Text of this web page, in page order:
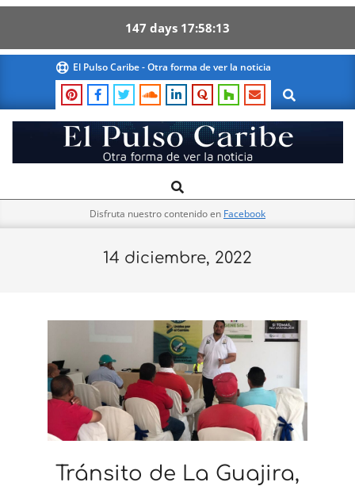
147 days 17 58 12
content
El Pulso Caribe - Otra forma de ver la noticia
Search
El
Pulso
Navigation
Search
Disfruta nuestro contenido en Facebook
14 diciembre, 2022
Tránsito de La Guajira,